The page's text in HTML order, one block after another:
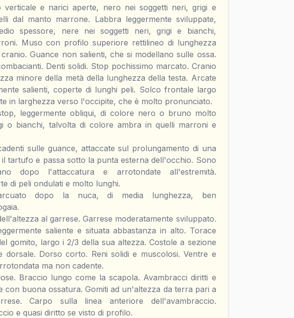
e narici aperte, nero nei soggetti neri, grigi e
dal manto marrone. Labbra leggermente sviluppate,
spessore, nere nei soggetti neri, grigi e bianchi,
Muso con profilo superiore rettilineo di lunghezza
Guance non salienti, che si modellano sulle ossa.
Denti solidi. Stop pochissimo marcato. Cranio
minore della metà della lunghezza della testa. Arcate
salienti, coperte di lunghi peli. Solco frontale largo
in larghezza verso l'occipite, che è molto pronunciato.
leggermente obliqui, di colore nero o bruno molto
o bianchi, talvolta di colore ambra in quelli marroni e
sulle guance, attaccate sul prolungamento di una
tartufo e passa sotto la punta esterna dell'occhio. Sono
dopo l'attaccatura e arrotondate all'estremità.
di peli ondulati e molto lunghi.
dopo la nuca, di media lunghezza, ben
al garrese. Garrese moderatamente sviluppato.
saliente e situata abbastanza in alto. Torace
gomito, largo i 2/3 della sua altezza. Costole a sezione
dorsale. Dorso corto. Reni solidi e muscolosi. Ventre e
ma non cadente.
Braccio lungo come la scapola. Avambracci diritti e
con buona ossatura. Gomiti ad un'altezza da terra pari a
Carpo sulla linea anteriore dell'avambraccio.
e quasi diritto se visto di profilo.